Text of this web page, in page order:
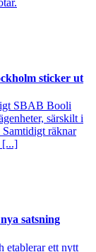
sticker ut
SBAB Booli
särskilt i
räknar
[...]
satsning
etablerar ett nytt